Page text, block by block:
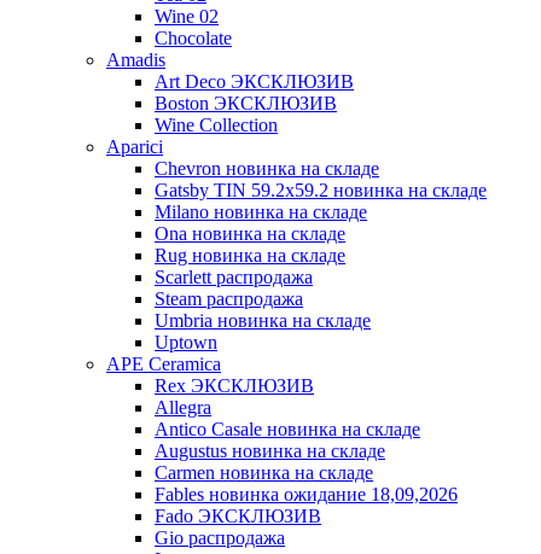
Wine 02
Chocolate
Amadis
Art Deco ЭКСКЛЮЗИВ
Boston ЭКСКЛЮЗИВ
Wine Collection
Aparici
Chevron новинка на складе
Gatsby TIN 59.2x59.2 новинка на складе
Milano новинка на складе
Ona новинка на складе
Rug новинка на складе
Scarlett распродажа
Steam распродажа
Umbria новинка на складе
Uptown
APE Ceramica
Rex ЭКСКЛЮЗИВ
Allegra
Antico Casale новинка на складе
Augustus новинка на складе
Carmen новинка на складе
Fables новинка ожидание 18,09,2026
Fado ЭКСКЛЮЗИВ
Gio распродажа